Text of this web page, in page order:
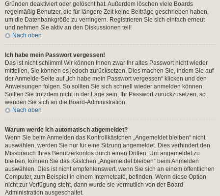
Gründen deaktiviert oder gelöscht hat. Außerdem löschen viele Boards
regelmäßig Benutzer, die für längere Zeit keine Beiträge geschrieben haben,
um die Datenbankgröße zu verringern. Registrieren Sie sich einfach erneut
und nehmen Sie aktiv an den Diskussionen teil!
Nach oben
Ich habe mein Passwort vergessen!
Das ist nicht schlimm! Wir können Ihnen zwar Ihr altes Passwort nicht wieder
mitteilen, Sie können es jedoch zurücksetzen. Dies machen Sie, indem Sie auf
der Anmelde-Seite auf „Ich habe mein Passwort vergessen“ klicken und den
Anweisungen folgen. So sollten Sie sich schnell wieder anmelden können.
Sollten Sie trotzdem nicht in der Lage sein, Ihr Passwort zurückzusetzen, so
wenden Sie sich an die Board-Administration.
Nach oben
Warum werde ich automatisch abgemeldet?
Wenn Sie beim Anmelden das Kontrollkästchen „Angemeldet bleiben“ nicht
auswählen, werden Sie nur für eine Sitzung angemeldet. Dies verhindert den
Missbrauch Ihres Benutzerkontos durch einen Dritten. Um angemeldet zu
bleiben, können Sie das Kästchen „Angemeldet bleiben“ beim Anmelden
auswählen. Dies ist nicht empfehlenswert, wenn Sie sich an einem öffentlichen
Computer, zum Beispiel in einem Internetcafé, befinden. Wenn diese Option
nicht zur Verfügung steht, dann wurde sie vermutlich von der Board-
Administration ausgeschaltet.